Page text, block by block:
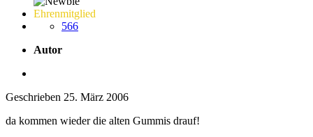
Ehrenmitglied
566
Autor
Geschrieben 25. März 2006
da kommen wieder die alten Gummis drauf!